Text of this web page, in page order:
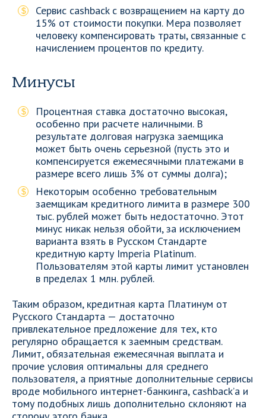
Сервис cashback с возвращением на карту до
15% от стоимости покупки. Мера позволяет
человеку компенсировать траты, связанные с
начислением процентов по кредиту.
Минусы
Процентная ставка достаточно высокая,
особенно при расчете наличными. В
результате долговая нагрузка заемщика
может быть очень серьезной (пусть это и
компенсируется ежемесячными платежами в
размере всего лишь 3% от суммы долга);
Некоторым особенно требовательным
заемщикам кредитного лимита в размере 300
тыс. рублей может быть недостаточно. Этот
минус никак нельзя обойти, за исключением
варианта взять в Русском Стандарте
кредитную карту Imperia Platinum.
Пользователям этой карты лимит установлен
в пределах 1 млн. рублей.
Таким образом, кредитная карта Платинум от
Русского Стандарта — достаточно
привлекательное предложение для тех, кто
регулярно обращается к заемным средствам.
Лимит, обязательная ежемесячная выплата и
прочие условия оптимальны для среднего
пользователя, а приятные дополнительные сервисы
вроде мобильного интернет-банкинга, cashback’а и
тому подобных лишь дополнительно склоняют на